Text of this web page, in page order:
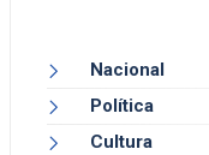
Nacional
Política
Cultura